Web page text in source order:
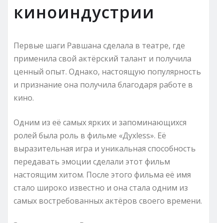
киноиндустрии
Первые шаги Равшана сделала в театре, где
применила свой актёрский талант и получила
ценный опыт. Однако, настоящую популярность
и признание она получила благодаря работе в
кино.
Одним из её самых ярких и запоминающихся
ролей была роль в фильме «Духless». Её
выразительная игра и уникальная способность
передавать эмоции сделали этот фильм
настоящим хитом. После этого фильма её имя
стало широко известно и она стала одним из
самых востребованных актёров своего времени.